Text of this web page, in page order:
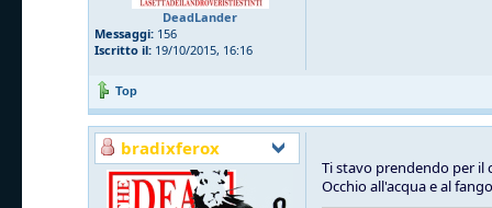
DeadLander
Messaggi: 156
Iscritto il: 19/10/2015, 16:16
Top
bradixferox
Ti stavo prendendo per il
Occhio all'acqua e al fango